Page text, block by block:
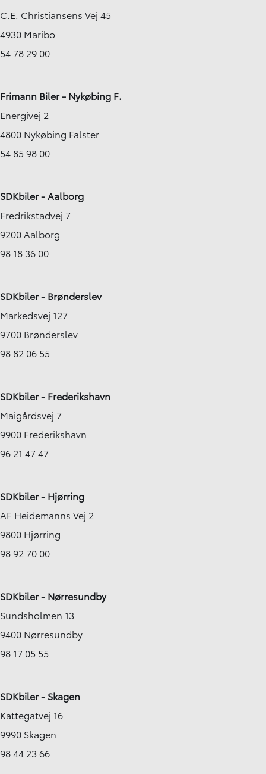
C.E. Christiansens Vej 45
4930 Maribo
54 78 29 00
Frimann Biler - Nykøbing F.
Energivej 2
4800 Nykøbing Falster
54 85 98 00
SDKbiler - Aalborg
Fredrikstadvej 7
9200 Aalborg
98 18 36 00
SDKbiler - Brønderslev
Markedsvej 127
9700 Brønderslev
98 82 06 55
SDKbiler - Frederikshavn
Maigårdsvej 7
9900 Frederikshavn
96 21 47 47
SDKbiler - Hjørring
AF Heidemanns Vej 2
9800 Hjørring
98 92 70 00
SDKbiler - Nørresundby
Sundsholmen 13
9400 Nørresundby
98 17 05 55
SDKbiler - Skagen
Kattegatvej 16
9990 Skagen
98 44 23 66